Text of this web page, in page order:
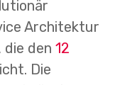
Architektur
den 12
Die